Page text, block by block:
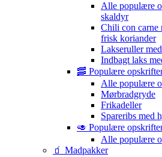
Alle populære
skaldyr
Chili con carne
frisk koriander
Lakseruller
Indbagt laks
🥓 Populære
Alle populære
Mørbradgryde
Frikadeller
Spareribs med
🥑 Populære
Alle populære
🧃 Madpakker